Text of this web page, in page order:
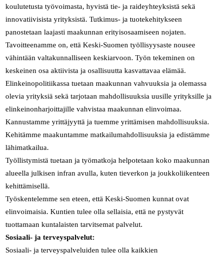
koulutetusta työvoimasta, hyvistä tie- ja raideyhteyksistä sekä
innovatiivisista yrityksistä. Tutkimus- ja tuotekehitykseen
panostetaan laajasti maakunnan erityisosaamiseen nojaten.
Tavoitteenamme on, että Keski-Suomen työllisyysaste nousee
vähintään valtakunnalliseen keskiarvoon. Työn tekeminen on
keskeinen osa aktiivista ja osallisuutta kasvattavaa elämää.
Elinkeinopolitiikassa tuetaan maakunnan vahvuuksia ja olemassa
olevia yrityksiä sekä tarjotaan mahdollisuuksia uusille yrityksille ja
elinkeinonharjoittajille vahvistaa maakunnan elinvoimaa.
Kannustamme yrittäjyyttä ja tuemme yrittämisen mahdollisuuksia.
Kehitämme maakuntamme matkailumahdollisuuksia ja edistämme
lähimatkailua.
Työllistymistä tuetaan ja työmatkoja helpotetaan koko maakunnan
alueella julkisen infran avulla, kuten tieverkon ja joukkoliikenteen
kehittämisellä.
Työskentelemme sen eteen, että Keski-Suomen kunnat ovat
elinvoimaisia. Kuntien tulee olla sellaisia, että ne pystyvät
tuottamaan kuntalaisten tarvitsemat palvelut.
Sosiaali- ja terveyspalvelut:
Sosiaali- ja terveyspalveluiden tulee olla kaikkien